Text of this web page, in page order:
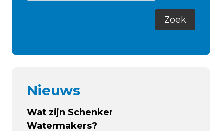
Nieuws
Wat zijn Schenker
Watermakers?